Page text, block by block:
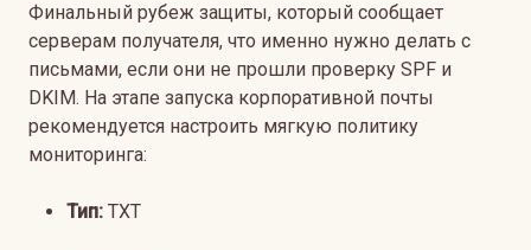
Финальный рубеж защиты, который сообщает
серверам получателя, что именно нужно делать с
письмами, если они не прошли проверку SPF и
DKIM. На этапе запуска корпоративной почты
рекомендуется настроить мягкую политику
мониторинга:
Тип: TXT